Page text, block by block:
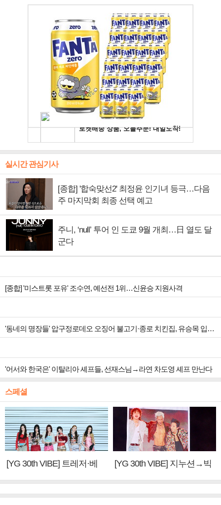
실시간 관심기사
[종합] '합숙맞선2' 최정윤 인기녀 등극…다음
주 마지막회 최종 선택 예고
주니, ‘null’ 투어 인 도쿄 9월 개최…日 열도 달
군다
[종합] '미스트롯 포유' 조수연, 예선전 1위…신윤승 지원사격
'동네의 명장들' 압구정로데오 오징어 불고기·종로 치킨집, 유승목 입맛 저격
'어서와 한국은' 이탈리아 셰프들, 선재스님→라연 차도영 셰프 만난다
스페셜
[YG 30th VIBE] 트레저·베
[YG 30th VIBE] 지누션→빅